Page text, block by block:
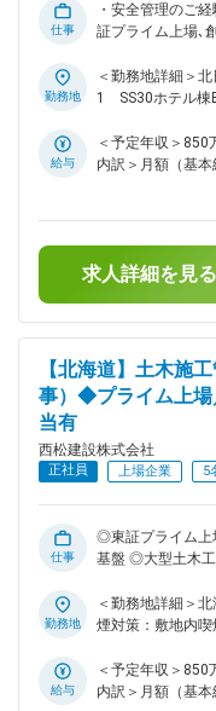
ただくことも、
組織構成： ・北
祝休みです。仮
得可能 ・フレッ
性がございます。残
会社の定める業務
仕事
・安全管理のご
証プライム上場､
理計画書に基づ
整備すべく､多様
全衛生パトロー
に関するアドバイ
将来的にキャリ
祝休みです。休日
休)の取得可能で
生する可能性が
業一筋に歩んで
これまで､道路､
国土基盤整備の
け継いできたモノ
ョン”へと実を結
ラとして「現場
会社
勤務地
＜勤務地詳細＞
1 SS30ホテル棟
給与
＜予定年収＞850
内訳＞月額（基
／35歳：967万
を選択の場合はモ
金はあくまでも
求人詳細を見る
【北海道】土木施
事）◆プライム上場
当有
西松建設株式会社
正社員 上場企業 5
仕事
◎東証プライム上
基盤 ◎大型土木
土日祝休／福利厚生充実
目指すべき姿を
して全社員が挑
また、当社は中堅
勤務地
＜勤務地詳細＞
煙対策：敷地内
給与
＜予定年収＞850
内訳＞月額（基